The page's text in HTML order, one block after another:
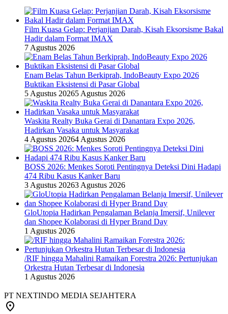
Film Kuasa Gelap: Perjanjian Darah, Kisah Eksorsisme Bakal
Hadir dalam Format IMAX
7 Agustus 2026
Enam Belas Tahun Berkiprah, IndoBeauty Expo 2026
Buktikan Eksistensi di Pasar Global
5 Agustus 20265 Agustus 2026
Waskita Realty Buka Gerai di Danantara Expo 2026,
Hadirkan Vasaka untuk Masyarakat
4 Agustus 20264 Agustus 2026
BOSS 2026: Menkes Soroti Pentingnya Deteksi Dini Hadapi
474 Ribu Kasus Kanker Baru
3 Agustus 20263 Agustus 2026
GloUtopia Hadirkan Pengalaman Belanja Imersif, Unilever
dan Shopee Kolaborasi di Hyper Brand Day
1 Agustus 2026
/RIF hingga Mahalini Ramaikan Forestra 2026: Pertunjukan
Orkestra Hutan Terbesar di Indonesia
1 Agustus 2026
PT NEXTINDO MEDIA SEJAHTERA